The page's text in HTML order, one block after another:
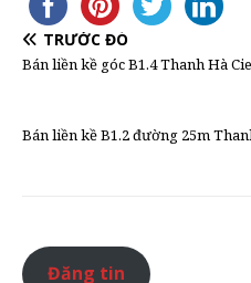
TRƯỚC ĐÓ
Bán liền kề góc B1.4 Thanh Hà
Bán liền kề B1.2 đường 25m
Đăng tin